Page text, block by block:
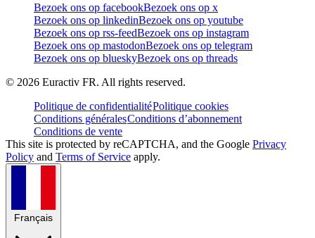
Bezoek ons op facebookBezoek ons op x
Bezoek ons op linkedinBezoek ons op youtube
Bezoek ons op rss-feedBezoek ons op instagram
Bezoek ons op mastodonBezoek ons op telegram
Bezoek ons op blueskyBezoek ons op threads
© 2026 Euractiv FR. All rights reserved.
Politique de confidentialitéPolitique cookies
Conditions généralesConditions d’abonnement
Conditions de vente
This site is protected by reCAPTCHA, and the Google Privacy
Policy and Terms of Service apply.
Français